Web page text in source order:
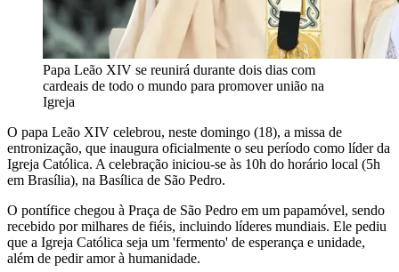
Papa Leão XIV se reunirá durante dois dias com
cardeais de todo o mundo para promover união na
Igreja
O papa Leão XIV celebrou, neste domingo (18), a missa de
entronização, que inaugura oficialmente o seu período como líder da
Igreja Católica. A celebração iniciou-se às 10h do horário local (5h
em Brasília), na Basílica de São Pedro.
O pontífice chegou à Praça de São Pedro em um papamóvel, sendo
recebido por milhares de fiéis, incluindo líderes mundiais. Ele pediu
que a Igreja Católica seja um 'fermento' de esperança e unidade,
além de pedir amor à humanidade.